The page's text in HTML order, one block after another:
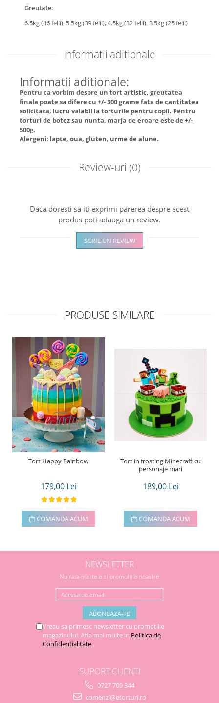
Greutate:
6.5kg (46 felii), 5.5kg (39 felii),4.5kg (32 felii),3.5kg (25 felii)
Informatii aditionale
Informatii aditionale:
Pentru ca vorbim despre un tort artistic, greutatea
finala poate sa difere cu +/- 300 grame fata de cantitatea
solicitata, lucru valabil la torturile pentru copii. Pentru
torturi de botez sau nunta, marja de eroare este de +/-
500g.
Alergeni: lapte, oua, gluten, urme de alune.
Review-uri (0)
Daca doresti sa iti exprimi parerea despre acest
produs poti adauga un review.
SCRIE UN REVIEW
PRODUSE SIMILARE
Tort Happy Rainbow
179,00 Lei
COMANDA ACUM
Tort in frosting Minecraft cu
personaje mari
189,00 Lei
COMANDA ACUM
NEWSLETTER
Nu rata ofertele si promotiile noastre
Vreau sa primesc newsletter cu promotiile
magazinului. Afla mai multe in Politica de
Confidentialitate
SUPORT CLIENTI
0727 709 344
comenzi@etorturi.ro